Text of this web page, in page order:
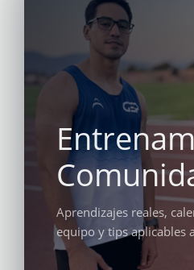
Aprendizajes reales,
equipo y tips aplicables